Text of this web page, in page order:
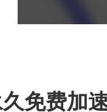
免费加